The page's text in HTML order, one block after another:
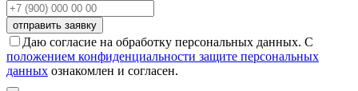
Даю согласие на обработку персональных данных. С
положением конфиденциальности защите персональных
данных ознакомлен и согласен.